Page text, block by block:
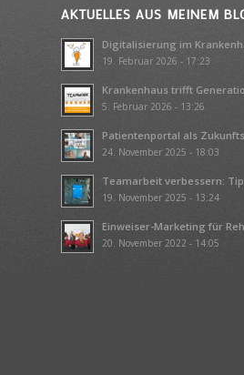
AKTUELLES AUS MEINEM
Digitalisierung im
19. Februar 2026 - 17:23
Krankenhaus trifft
5. Februar 2026 - 13:26
Patientenportal als
24. November 2025 - 18:03
Teamarbeit verbessern:
19. November 2025 - 13:24
Einweiser-Marketing für
20. November 2022 - 14:05